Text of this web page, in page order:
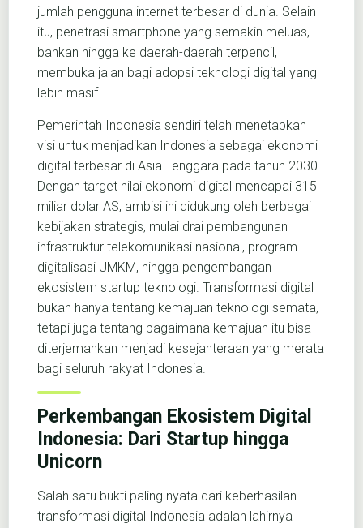
jumlah pengguna internet terbesar di dunia. Selain
itu, penetrasi smartphone yang semakin meluas,
bahkan hingga ke daerah-daerah terpencil,
membuka jalan bagi adopsi teknologi digital yang
lebih masif.
Pemerintah Indonesia sendiri telah menetapkan
visi untuk menjadikan Indonesia sebagai ekonomi
digital terbesar di Asia Tenggara pada tahun 2030.
Dengan target nilai ekonomi digital mencapai 315
miliar dolar AS, ambisi ini didukung oleh berbagai
kebijakan strategis, mulai drai pembangunan
infrastruktur telekomunikasi nasional, program
digitalisasi UMKM, hingga pengembangan
ekosistem startup teknologi. Transformasi digital
bukan hanya tentang kemajuan teknologi semata,
tetapi juga tentang bagaimana kemajuan itu bisa
diterjemahkan menjadi kesejahteraan yang merata
bagi seluruh rakyat Indonesia.
Perkembangan Ekosistem Digital
Indonesia: Dari Startup hingga
Unicorn
Salah satu bukti paling nyata dari keberhasilan
transformasi digital Indonesia adalah lahirnya